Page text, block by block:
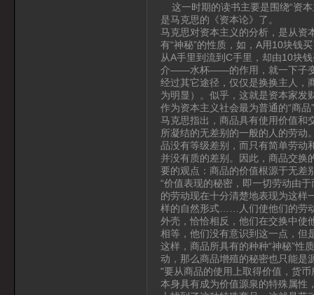
这一时期的读书主要是围绕“资本
是马克思的《资本论》了。
马克思对资本主义的分析，是从
有“神秘”的性质，如，A用10块钱
从A手里到流到C手里，却由10块
介——水杯——的作用，就一下子变
经过其它途径，仅仅是换换主人，
为明显）。似乎，这就是资本家发
作为资本主义社会最为普通的“商
马克思指出，商品具有使用价值和
所凝结的无差别的一般的人的劳动
品没有等级差别，而只有简单劳动
并没有质的差别。因此，商品交换
要的观点：商品的价值根源于无差
“价值表现的秘密，即一切劳动由
的劳动现在十分清楚地表现为这样
样的自然形式……人们使他们的劳
外壳，恰恰相反，他们在交换中使
相等，他们没有意识到这一点，但
这样，商品所具有的种种“神秘”性
动，那么商品增殖的秘密也只能是
"要从商品的使用上取得价值，货
本身具有成为价值源泉的特殊属性